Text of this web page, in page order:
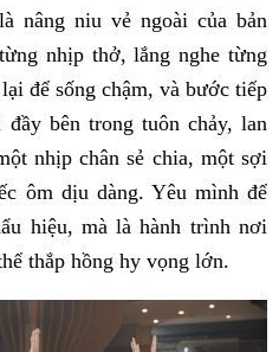
nâng niu vẻ ngoài của bản
nhịp thở, lắng nghe từng
để sống chậm, và bước tiếp
bên trong tuôn chảy, lan
nhịp chân sẻ chia, một sợi
ôm dịu dàng. Yêu mình để
hiệu, mà là hành trình nơi
thắp hồng hy vọng lớn.